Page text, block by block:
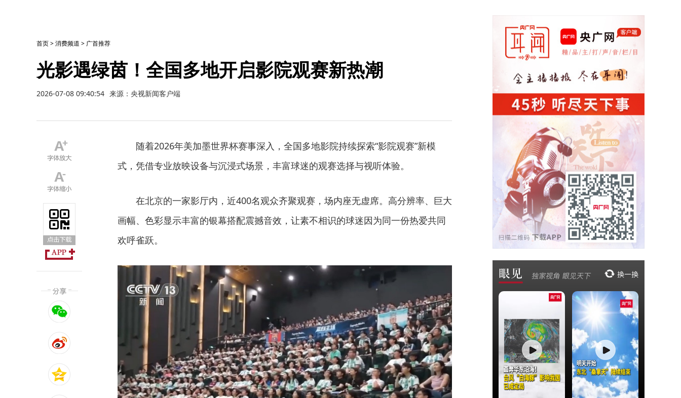
首页>消费频道 > 广首推荐
光影遇绿茵！全国多地开启影院观赛新热潮
2026-07-08 09:40:54 来源：央视新闻客户端
随着2026年美加墨世界杯赛事深入，全国多地影院持续探索“影院观赛”新模
式，凭借专业放映设备与沉浸式场景，丰富球迷的观赛选择与视听体验。
在北京的一家影厅内，近400名观众齐聚观赛，场内座无虚席。高分辨率、巨大
画幅、色彩显示丰富的银幕搭配震撼音效，让素不相识的球迷因为同一份热爱共同
欢呼雀跃。